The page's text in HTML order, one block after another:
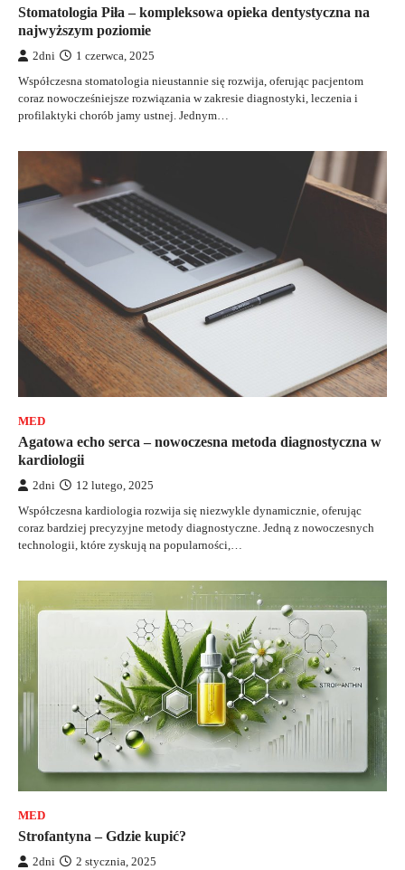
Stomatologia Piła – kompleksowa opieka dentystyczna na
najwyższym poziomie
2dni 1 czerwca, 2025
Współczesna stomatologia nieustannie się rozwija, oferując pacjentom
coraz nowocześniejsze rozwiązania w zakresie diagnostyki, leczenia i
profilaktyki chorób jamy ustnej. Jednym…
MED
Agatowa echo serca – nowoczesna metoda diagnostyczna w
kardiologii
2dni 12 lutego, 2025
Współczesna kardiologia rozwija się niezwykle dynamicznie, oferując
coraz bardziej precyzyjne metody diagnostyczne. Jedną z nowoczesnych
technologii, które zyskują na popularności,…
MED
Strofantyna – Gdzie kupić?
2dni 2 stycznia, 2025